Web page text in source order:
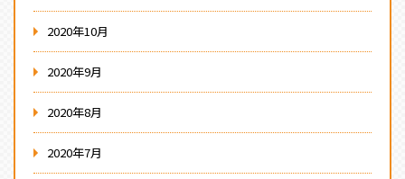
2020年10月
2020年9月
2020年8月
2020年7月